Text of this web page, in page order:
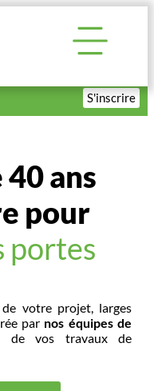
S'inscrire
ans
pour
portes
de votre projet, larges
par nos équipes de
de vos travaux de